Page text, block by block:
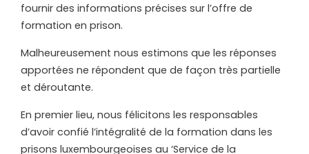
fournir des informations précises sur l’offre de
formation en prison.
Malheureusement nous estimons que les réponses
apportées ne répondent que de façon très partielle
et déroutante.
En premier lieu, nous félicitons les responsables
d’avoir confié l’intégralité de la formation dans les
prisons luxembourgeoises au ‘Service de la